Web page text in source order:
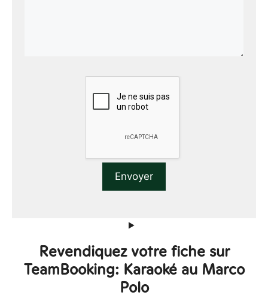
Revendiquez votre fiche sur
TeamBooking: Karaoké au Marco
Polo